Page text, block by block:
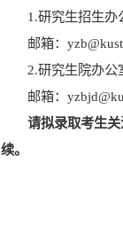
1.研究生招生办
邮箱：
2.研究生院办公
邮箱：
请拟录取考生
续。